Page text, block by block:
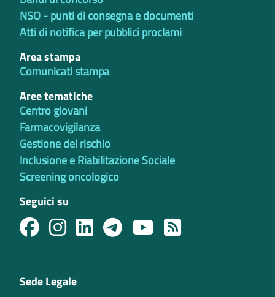
NSO - punti di consegna e documenti
Atti di notifica per pubblici proclami
Area stampa
Comunicati stampa
Aree tematiche
Centro giovani
Farmacovigilanza
Gestione del rischio
Inclusione e Riabilitazione Sociale
Screening oncologico
Seguici su
Sede Legale